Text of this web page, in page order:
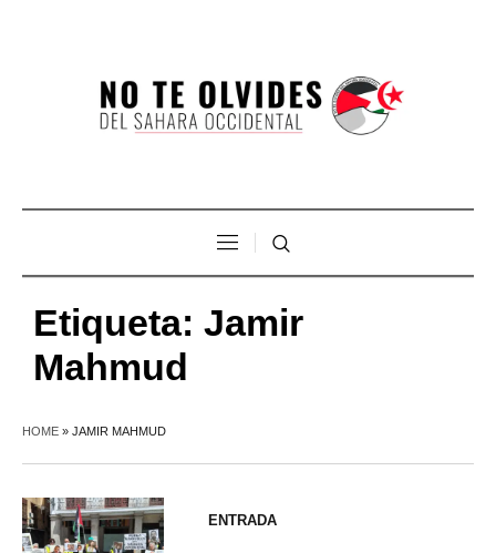
Etiqueta: Jamir
Mahmud
HOME » JAMIR MAHMUD
ENTRADA